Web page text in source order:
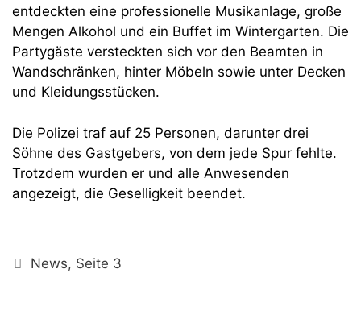
entdeckten eine professionelle Musikanlage, große
Mengen Alkohol und ein Buffet im Wintergarten. Die
Partygäste versteckten sich vor den Beamten in
Wandschränken, hinter Möbeln sowie unter Decken
und Kleidungsstücken.
Die Polizei traf auf 25 Personen, darunter drei
Söhne des Gastgebers, von dem jede Spur fehlte.
Trotzdem wurden er und alle Anwesenden
angezeigt, die Geselligkeit beendet.
Kategorien
News, Seite 3